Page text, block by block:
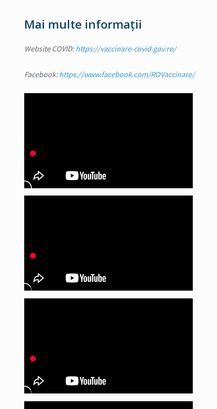
Mai multe informații
Website COVID:https://vaccinare-covid.gov.ro/
Facebook:https://www.facebook.com/ROVaccinare/